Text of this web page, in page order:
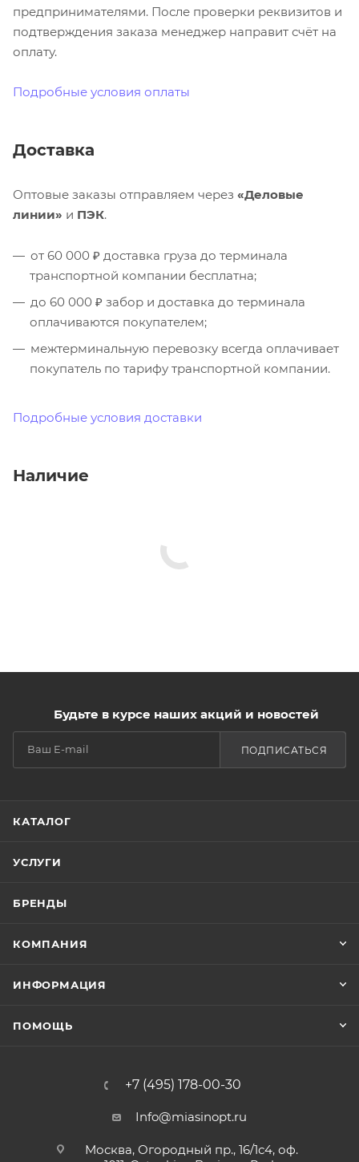
предпринимателями. После проверки реквизитов и
подтверждения заказа менеджер направит счёт на
оплату.
Подробные условия оплаты
Доставка
Оптовые заказы отправляем через «Деловые
линии» и ПЭК.
от 60 000 ₽ доставка груза до терминала
транспортной компании бесплатна;
до 60 000 ₽ забор и доставка до терминала
оплачиваются покупателем;
межтерминальную перевозку всегда оплачивает
покупатель по тарифу транспортной компании.
Подробные условия доставки
Наличие
Будьте в курсе наших акций и новостей
ПОДПИСАТЬСЯ
КАТАЛОГ
УСЛУГИ
БРЕНДЫ
КОМПАНИЯ
ИНФОРМАЦИЯ
ПОМОЩЬ
+7 (495) 178-00-30
Info@miasinopt.ru
Москва, Огородный пр., 16/1с4, оф.